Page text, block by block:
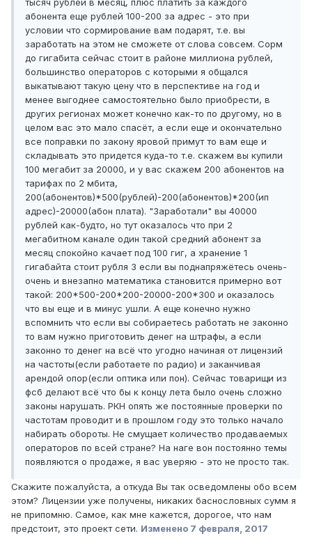
тысяч рублей в месяц, плюс платить за каждого
абонента еще рублей 100-200 за адрес - это при
условии что сормирование вам подарят, т.е. вы
заработать на этом не сможете от слова совсем. Сорм
до гигабита сейчас стоит в районе миллиона рублей,
большинство операторов с которыми я общался
выкатывают такую цену что в перспективе на год и
менее выгоднее самостоятельно было приобрести, в
других регионах может конечно как-то по другому, но в
целом вас это мало спасёт, а если еще и окончательно
все поправки по закону яровой примут то вам еще и
складывать это придется куда-то т.е. скажем вы купили
100 мегабит за 20000, и у вас скажем 200 абонентов на
тарифах по 2 мбита,
200(абонентов)*500(рублей)-200(абонентов)*200(ип
адрес)-20000(абон плата). "Заработали" вы 40000
рублей как-будто, но тут оказалось что при 2
мегабитном канале один такой средний абонент за
месяц спокойно качает под 100 гиг, а хранение 1
гигабайта стоит рубля 3 если вы поднапряжётесь очень-
очень и внезапно математика становится примерно вот
такой: 200*500-200*200-20000-200*300 и оказалось
что вы еще и в минус ушли. А еще конечно нужно
вспомнить что если вы собираетесь работать не законно
то вам нужно приготовить денег на штрафы, а если
законно то денег на всё что угодно начиная от лицензий
на частоты(если работаете по радио) и заканчивая
арендой опор(если оптика или пон). Сейчас товарищи из
фсб делают всё что бы к концу лета было очень сложно
законы нарушать. РКН опять же постоянные проверки по
частотам проводит и в прошлом году это только начало
набирать обороты. Не смущает количество продаваемых
операторов по всей стране? На наге вон постоянно темы
появляются о продаже, я вас уверяю - это не просто так.
Скажите пожалуйста, а откуда Вы так осведомлены обо всем
этом? Лицензии уже получены, никаких баснословных сумм я
не припомню. Самое, как мне кажется, дорогое, что нам
предстоит, это проект сети. Изменено 7 февраля, 2017